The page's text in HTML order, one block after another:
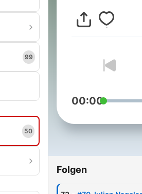
99
50
00:00
Folgen